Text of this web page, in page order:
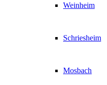
Weinheim
Schriesheim
Mosbach